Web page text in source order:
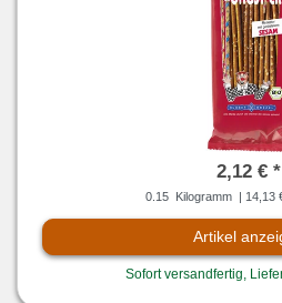
2,12 € *
0.15 Kilogramm | 14,13
Artikel
Sofort versandfertig,